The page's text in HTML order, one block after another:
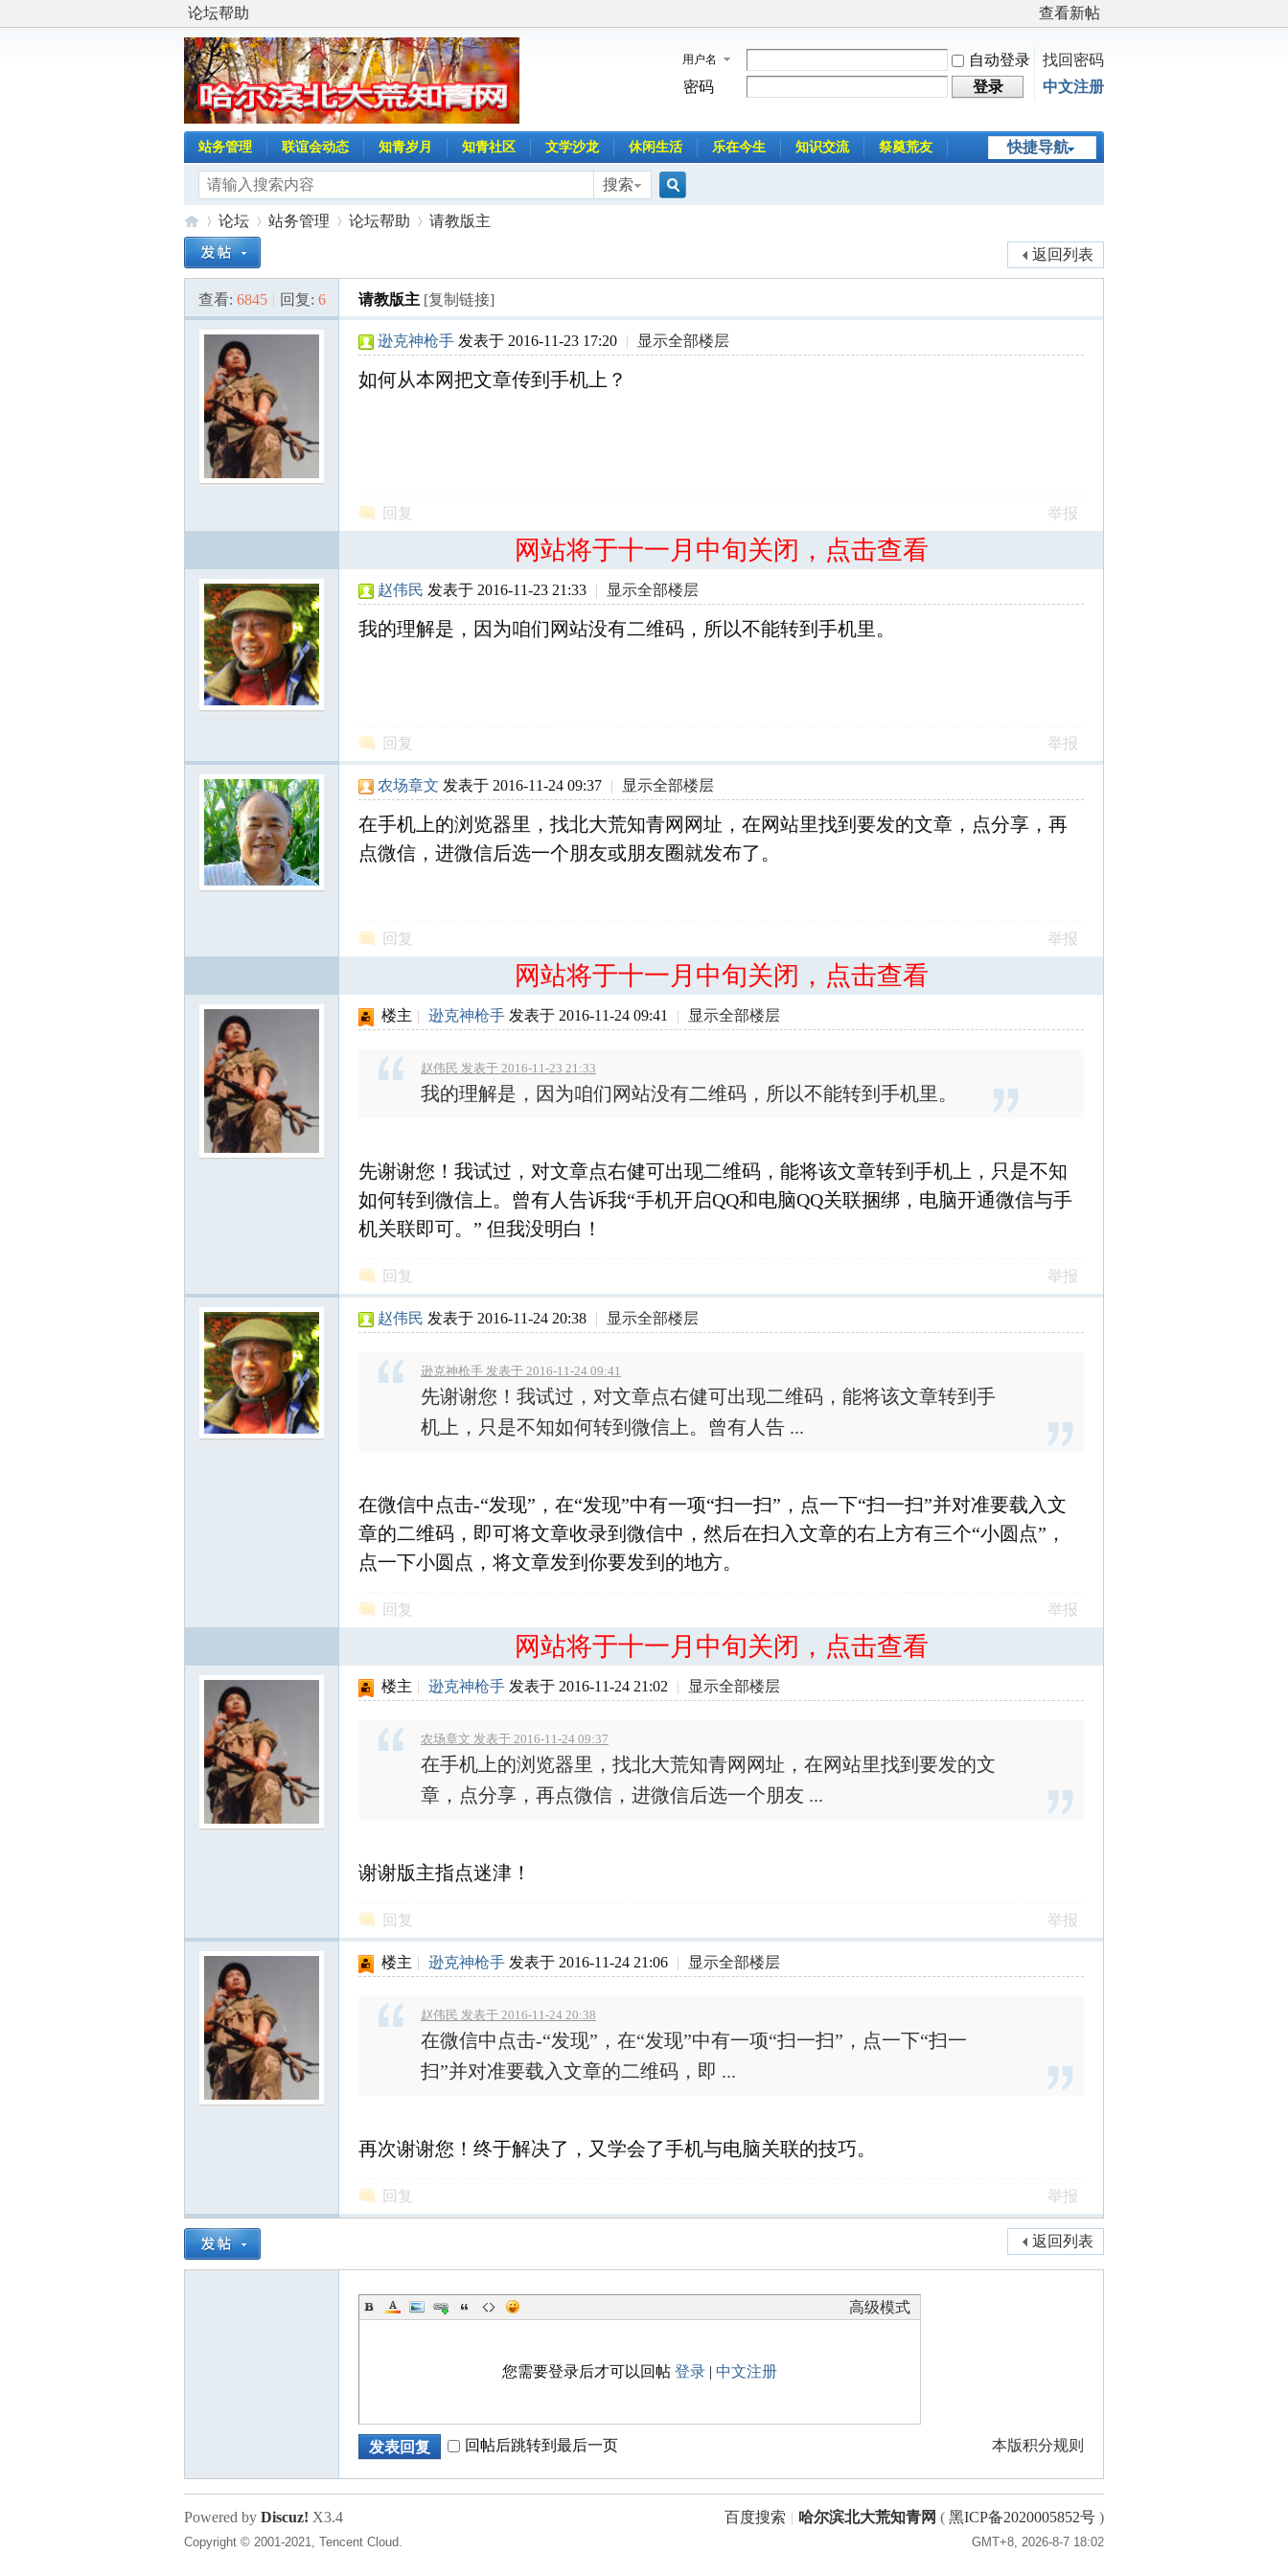
论坛帮助 查看新帖
用户名 自动登录
找回密码
密码
登录 中文注册
快捷导航
站务管理 联谊会动态 知青岁月 知青社区 文学沙龙 休闲生活 乐在今生 知识交流 祭奠荒友
搜索
哈»
论坛
›
站务管理 论坛帮助
›
请教版主
返回列表
查看: 6845 | 回复: 6 请教版主 [复制链接]
逊克神枪手 发表于 2016-11-23 17:20 | 显示全部楼层
如何从本网把文章传到手机上？
回复 举报
网站将于十一月中旬关闭，点击查看
赵伟民 发表于 2016-11-23 21:33 | 显示全部楼层
我的理解是，因为咱们网站没有二维码，所以不能转到手机里。
回复 举报
农场章文 发表于 2016-11-24 09:37 | 显示全部楼层
在手机上的浏览器里，找北大荒知青网网址，在网站里找到要发的文章，点分享，再
点微信，进微信后选一个朋友或朋友圈就发布了。
回复 举报
网站将于十一月中旬关闭，点击查看
楼主 | 逊克神枪手 发表于 2016-11-24 09:41 | 显示全部楼层
赵伟民 发表于 2016-11-23 21:33
我的理解是，因为咱们网站没有二维码，所以不能转到手机里。
先谢谢您！我试过，对文章点右健可出现二维码，能将该文章转到手机上，只是不知
如何转到微信上。曾有人告诉我“手机开启QQ和电脑QQ关联捆绑，电脑开通微信与手
机关联即可。” 但我没明白！
回复 举报
赵伟民 发表于 2016-11-24 20:38 | 显示全部楼层
逊克神枪手 发表于 2016-11-24 09:41
先谢谢您！我试过，对文章点右健可出现二维码，能将该文章转到手
机上，只是不知如何转到微信上。曾有人告 ...
在微信中点击-“发现”，在“发现”中有一项“扫一扫”，点一下“扫一扫”并对准要载入文
章的二维码，即可将文章收录到微信中，然后在扫入文章的右上方有三个“小圆点”，
点一下小圆点，将文章发到你要发到的地方。
回复 举报
网站将于十一月中旬关闭，点击查看
楼主 | 逊克神枪手 发表于 2016-11-24 21:02 | 显示全部楼层
农场章文 发表于 2016-11-24 09:37
在手机上的浏览器里，找北大荒知青网网址，在网站里找到要发的文
章，点分享，再点微信，进微信后选一个朋友 ...
谢谢版主指点迷津！
回复 举报
楼主 | 逊克神枪手 发表于 2016-11-24 21:06 | 显示全部楼层
赵伟民 发表于 2016-11-24 20:38
在微信中点击-“发现”，在“发现”中有一项“扫一扫”，点一下“扫一
扫”并对准要载入文章的二维码，即 ...
再次谢谢您！终于解决了，又学会了手机与电脑关联的技巧。
回复 举报
返回列表
高级模式
您需要登录后才可以回帖 登录 | 中文注册
本版积分规则
发表回复 回帖后跳转到最后一页
百度搜索 | 哈尔滨北大荒知青网 ( 黑ICP备2020005852号 )
GMT+8, 2026-8-7 18:02
Powered by Discuz! X3.4
Copyright © 2001-2021, Tencent Cloud.